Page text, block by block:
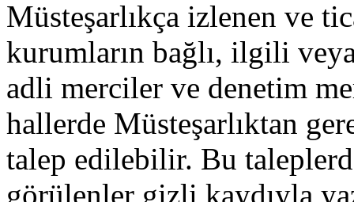
Müsteşarlıkça izlenen ve
kurumların bağlı, ilgili
adli merciler ve denetim
hallerde Müsteşarlıktan
talep edilebilir. Bu
görülenler gizli kaydıyla